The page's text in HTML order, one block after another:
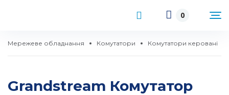
0
Мережеве обладнання Комутатори Комутатори керовані
Grandstream Комутатор